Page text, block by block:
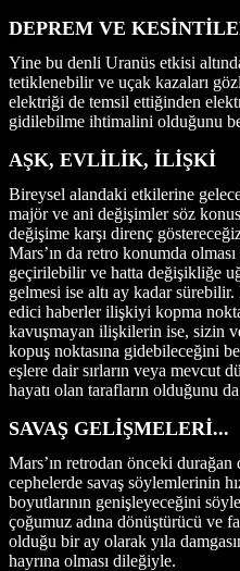
DEPREM VE
Yine bu denli Uranüs etkisi
tetiklenebilir ve uçak kazaları
elektriği de temsil ettiğinden
gidilebilme ihtimalini olduğunu
AŞK, EVLİLİK, İLİŞKİ
Bireysel alandaki etkilerine
majör ve ani değişimler söz
değişime karşı direnç
Mars’ın da retro konumda
geçirilebilir ve hatta değişikliğe
gelmesi ise altı ay kadar sürebilir.
edici haberler ilişkiyi kopma
kavuşmayan ilişkilerin ise, sizin
kopuş noktasına gidebileceğini
eşlere dair sırların veya mevcut
hayatı olan tarafların olduğunu
SAVAŞ GELİŞMELERİ...
Mars’ın retrodan önceki
cephelerde savaş söylemlerinin
boyutlarının genişleyeceğini
çoğumuz adına dönüştürücü ve
olduğu bir ay olarak yıla
hayrına olması dileğiyle.